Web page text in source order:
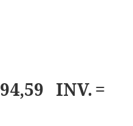
94,59 INV.